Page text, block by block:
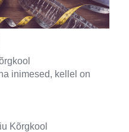
inimesed, kellel on
Kõrgkool